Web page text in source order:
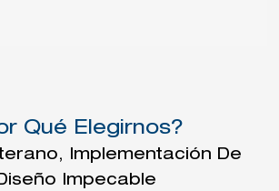
Qué Elegirnos?
Implementación De
Impecable